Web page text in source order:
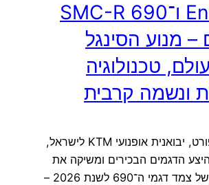
Enduro R ו־690 SMC-R
מנוע הסינגל
טכנולוגיה
ונשמה קרבית
ד.ל.ב מוטוספורט, יבואנית אופנועי KTM לישראל,
הדגמים הבכירים ומשיקה את
הדור העדכני של צמד דגמי ה־690 לשנת 2026 –